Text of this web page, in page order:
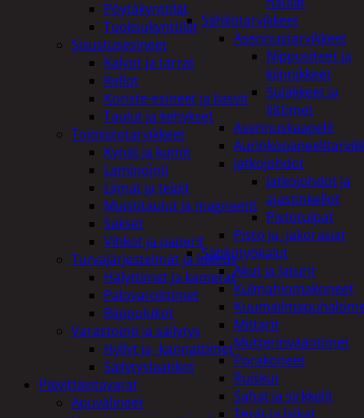
Sähkötarvikkeet
Asennustarvikkeet
Nippusiteet ja
kiinnikkeet
Sulakkeet ja
liittimet
Asennuskaapelit
Jatkojohdot
Jatkojohdot ja
ajastinkellot
Pistotulpat
Pisto ja -jakorasiat
Sähkötyökalut
Akut ja laturit
Kulmahiomakoneet
Mittarit
Mutterinvääntimet
Porakoneet
Ruiskut
Sahat ja sirkkelit
Terät ja laikat
Pöytäkynttilät
Tuoksukynttilät
Sisustusesineet
Kalvot ja tarrat
Kellot
Koriste-esineet ja kasvit
Taulut ja kehykset
Toimistotarvikkeet
Kynät ja kumit
Laminointi
Liimat ja teipit
Muistitaulut ja magneetit
Sakset
Vihkot ja paperit
Turvajärjestelmät ja lukitus
Hälyttimet ja kamerat
Palovaroittimet
Riippulukot
Varastointi ja säilytys
Hyllyt ja -kannattimet
Säilytyslaatikot
Päivittäistavarat
Apuvälineet